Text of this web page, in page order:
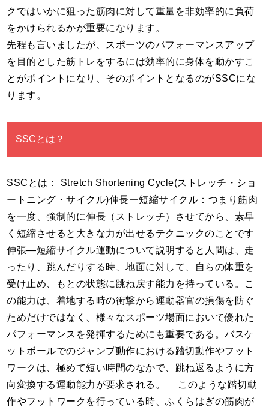
クではいかに狙った筋肉に対して重量を非効率的に負荷
をかけられるかが重要になります。
先程も言いましたが、スポーツのパフォーマンスアップ
を目的とした筋トレをするには効率的に身体を動かすこ
とがポイントになり、そのポイントとなるのがSSCにな
ります。
SSCとは？
SSCとは： Stretch Shortening Cycle(ストレッチ・ショ
ートニング・サイクル)伸長ー短縮サイクル：つまり筋肉
を一度、強制的に伸長（ストレッチ）させてから、素早
く短縮させると大きな力が出せるテクニックのことです
伸張―短縮サイクル運動について説明すると人間は、走
ったり、跳んだりする時、地面に対して、自らの体重を
受け止め、もとの状態に跳ね戻す能力を持っている。こ
の能力は、着地する時の衝撃から運動器官の損傷を防ぐ
ためだけではなく、様々なスポーツ場面において優れた
パフォーマンスを発揮するためにも重要である。バスケ
ットボールでのジャンプ動作における踏切動作やフット
ワークは、極めて短い時間のなかで、跳ね返るように方
向変換する運動能力が要求される。 このような踏切動
作やフットワークを行っている時、ふくらはぎの筋肉が